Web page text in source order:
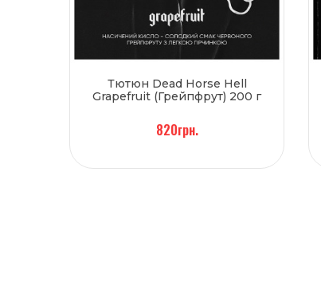
Тютюн Dead Horse Hell
Grapefruit (Грейпфрут) 200 г
820грн.